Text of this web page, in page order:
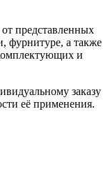
представленных
фурнитуре, а также
и
заказу
её применения.